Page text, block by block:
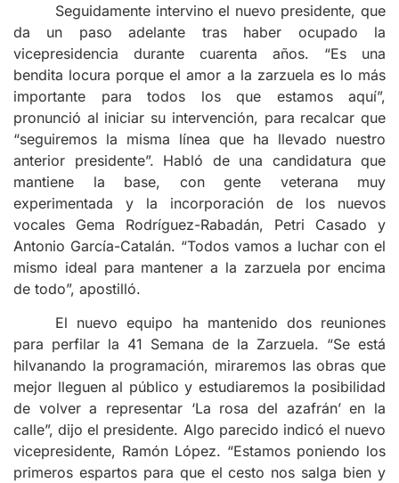
Seguidamente intervino el nuevo presidente, que
da un paso adelante tras haber ocupado la
vicepresidencia durante cuarenta años. “Es una
bendita locura porque el amor a la zarzuela es lo más
importante para todos los que estamos aquí”,
pronunció al iniciar su intervención, para recalcar que
“seguiremos la misma línea que ha llevado nuestro
anterior presidente”. Habló de una candidatura que
mantiene la base, con gente veterana muy
experimentada y la incorporación de los nuevos
vocales Gema Rodríguez-Rabadán, Petri Casado y
Antonio García-Catalán. “Todos vamos a luchar con el
mismo ideal para mantener a la zarzuela por encima
de todo”, apostilló.
El nuevo equipo ha mantenido dos reuniones
para perfilar la 41 Semana de la Zarzuela. “Se está
hilvanando la programación, miraremos las obras que
mejor lleguen al público y estudiaremos la posibilidad
de volver a representar ‘La rosa del azafrán’ en la
calle”, dijo el presidente. Algo parecido indicó el nuevo
vicepresidente, Ramón López. “Estamos poniendo los
primeros espartos para que el cesto nos salga bien y